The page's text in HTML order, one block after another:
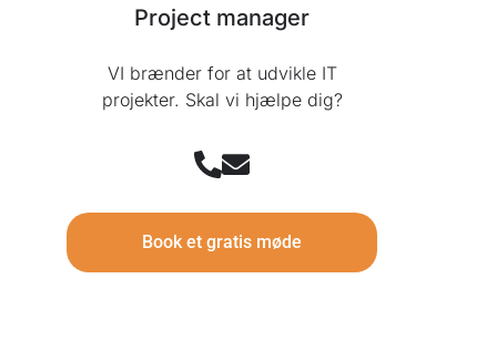
Project manager
VI brænder for at udvikle IT
projekter. Skal vi hjælpe dig?
Book et gratis møde